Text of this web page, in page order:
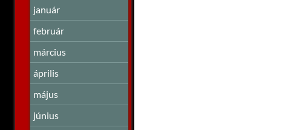
január
február
március
április
május
június